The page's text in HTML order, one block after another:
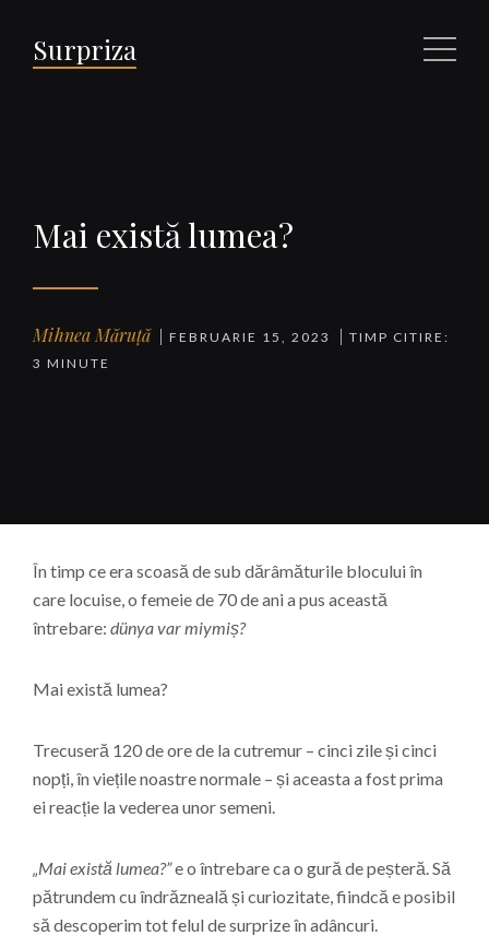
Surpriza Meniu
Mai există lumea?
Mihnea Măruță FEBRUARIE 15, 2023
TIMP CITIRE:
3 MINUTE
În timp ce era scoasă de sub dărâmăturile blocului în
care locuise, o femeie de 70 de ani a pus această
întrebare: dünya var miymiș?
Mai există lumea?
Trecuseră 120 de ore de la cutremur – cinci zile și cinci
nopți, în viețile noastre normale – și aceasta a fost prima
ei reacție la vederea unor semeni.
„Mai există lumea?”e o întrebare ca o gură de peșteră. Să
pătrundem cu îndrăzneală și curiozitate, fiindcă e posibil
să descoperim tot felul de surprize în adâncuri.